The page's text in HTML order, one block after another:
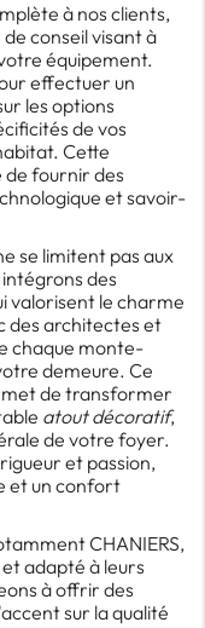
à nos clients,
conseil visant à
équipement.
effectuer un
les options
de vos
Cette
fournir des
et savoir-
se limitent pas aux
des
valorisent le charme
des architectes et
chaque monte-
demeure. Ce
de transformer
atout décoratif,
de votre foyer.
et passion,
et un confort
CHANIERS,
adapté à leurs
à offrir des
sur la qualité